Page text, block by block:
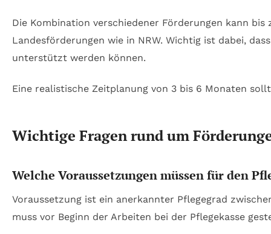
Die Kombination verschiedener Förderungen kann
Landesförderungen wie in NRW. Wichtig ist dabei,
unterstützt werden können.
Eine realistische Zeitplanung von 3 bis 6 Monaten
Wichtige Fragen rund um
Welche Voraussetzungen müssen für den
Voraussetzung ist ein anerkannter Pflegegrad
muss vor Beginn der Arbeiten bei der Pflegekasse